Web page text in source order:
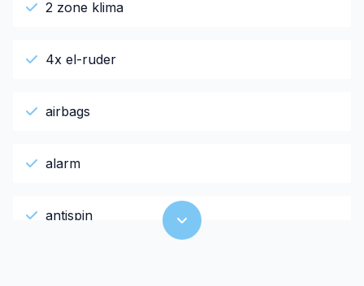
2 zone klima
4x el-ruder
airbags
alarm
antispin